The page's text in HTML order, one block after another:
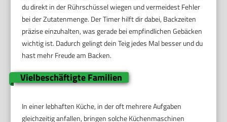
du direkt in der Rührschüssel wiegen und vermeidest Fehler
bei der Zutatenmenge. Der Timer hilft dir dabei, Backzeiten
präzise einzuhalten, was gerade bei empfindlichen Gebäcken
wichtig ist. Dadurch gelingt dein Teig jedes Mal besser und du
hast mehr Freude am Backen.
Vielbeschäftigte Familien
In einer lebhaften Küche, in der oft mehrere Aufgaben
gleichzeitig anfallen, bringen solche Küchenmaschinen